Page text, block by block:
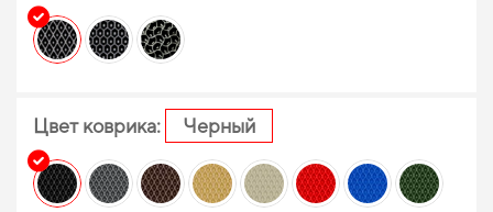
Цвет коврика: Черный